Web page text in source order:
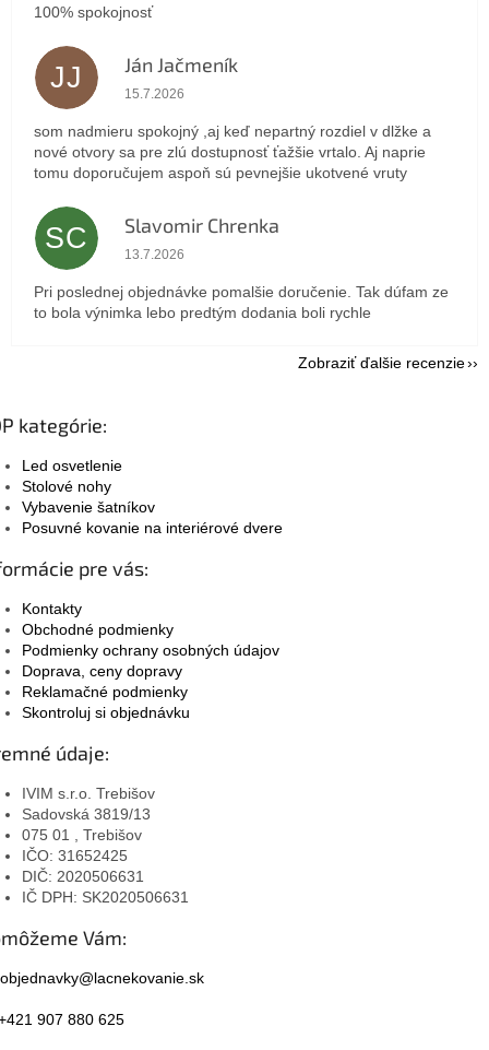
100% spokojnosť
JJ Ján Jačmeník
Hodnotenie obchodu je 5 z 5 hviezdičiek.
15.7.2026
som nadmieru spokojný ,aj keď nepartný rozdiel v dlžke a
nové otvory sa pre zlú dostupnosť ťažšie vrtalo. Aj naprie
tomu doporučujem aspoň sú pevnejšie ukotvené vruty
SC Slavomir Chrenka
Hodnotenie obchodu je 5 z 5 hviezdičiek.
13.7.2026
Pri poslednej objednávke pomalšie doručenie. Tak dúfam ze
to bola výnimka lebo predtým dodania boli rychle
Zobraziť ďalšie recenzie
kategórie:
Led osvetlenie
Stolové nohy
Vybavenie šatníkov
Posuvné kovanie na interiérové dvere
pre vás:
Kontakty
Obchodné podmienky
Podmienky ochrany osobných údajov
Doprava, ceny dopravy
Reklamačné podmienky
Skontroluj si objednávku
údaje:
IVIM s.r.o. Trebišov
Sadovská 3819/13
075 01 , Trebišov
IČO: 31652425
DIČ: 2020506631
IČ DPH: SK2020506631
Vám:
objednavky@lacnekovanie.sk
907 880 625